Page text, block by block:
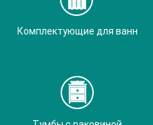
Комплектующие для ванн